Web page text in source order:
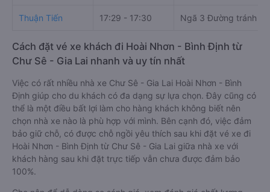
Thuận Tiến 17:29 - 17:30 Ngã 3 Đường tránh
Cách đặt vé xe khách đi Hoài Nhơn - Bình Định từ
Chư Sê - Gia Lai nhanh và uy tín nhất
Việc có rất nhiều nhà xe Chư Sê - Gia Lai Hoài Nhơn - Bình
Định giúp cho du khách có đa dạng sự lựa chọn. Đây cũng có
thể là một điều bất lợi làm cho hàng khách không biết nên
chọn nhà xe nào là phù hợp với mình. Bên cạnh đó, việc đảm
bảo giữ chỗ, có được chỗ ngồi yêu thích sau khi đặt vé xe đi
Hoài Nhơn - Bình Định từ Chư Sê - Gia Lai giữa nhà xe với
khách hàng sau khi đặt trực tiếp vẫn chưa được đảm bảo
100%.